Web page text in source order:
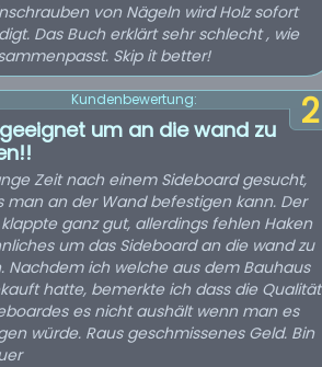
von Nägeln wird Holz sofort
Das Buch erklärt sehr schlecht , wie
Skip it better!
2
Kundenbewertung:
um an die wand zu
Zeit nach einem Sideboard gesucht,
man an der Wand befestigen kann. Der
ganz gut, allerdings fehlen Haken
um das Sideboard an die wand zu
Nachdem ich welche aus dem Bauhaus
hatte, bemerkte ich dass die Qualität
es nicht aushält wenn man es
würde. Raus geschmissenes Geld. Bin